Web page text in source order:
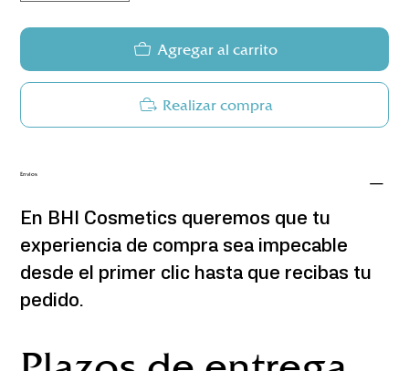
Agregar al carrito
Realizar compra
Envios
En BHI Cosmetics queremos que tu
experiencia de compra sea impecable
desde el primer clic hasta que recibas tu
pedido.